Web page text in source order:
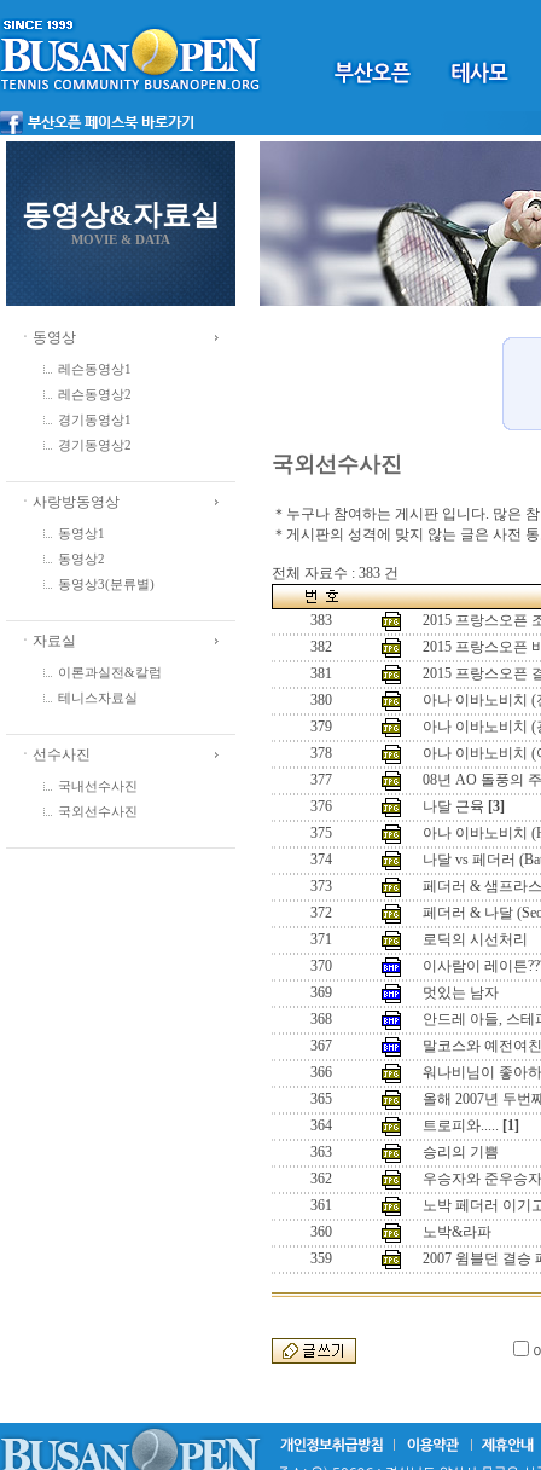
동영상&자료실
MOVIE & DATA
ㆍ동영상
레슨동영상1
레슨동영상2
경기동영상1
경기동영상2
ㆍ사랑방동영상
동영상1
동영상2
동영상3(분류별)
ㆍ자료실
이론과실전&칼럼
테니스자료실
ㆍ선수사진
국내선수사진
국외선수사진
국외선수사진
＊누구나 참여하는 게시판 입니다. 많은
＊게시판의 성격에 맞지 않는 글은 사전
전체 자료수 : 383 건
383
2015 프랑스오픈
382
2015 프랑스오픈
381
2015 프랑스오픈
380
아나 이바노비치 (
379
아나 이바노비치
378
아나 이바노비치 (
377
08년 AO 돌풍의
376
나달 근육 [3]
375
아나 이바노비치
374
나달 vs 페더러
373
페더러 & 샘프라
372
페더러 & 나달
371
로딕의 시선처리
370
이사람이 레이튼
369
멋있는 남자
368
안드레 아들, 스테
367
말코스와 예전여친
366
워나비님이 좋아
365
올해 2007년 두번
364
트로피와..... [1]
363
승리의 기쁨
362
우승자와 준우승자
361
노박 페더러 이기
360
노박&라파
359
2007 윔블던 결승